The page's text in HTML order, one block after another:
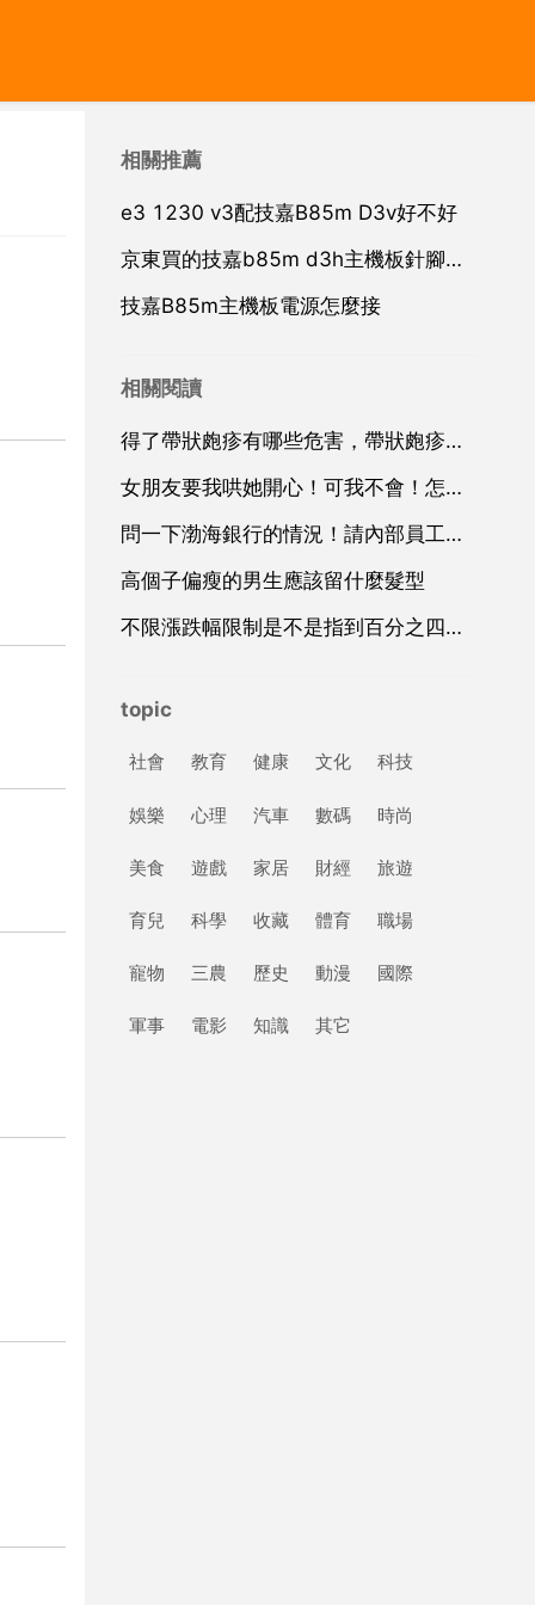
相關推薦
e3 1230 v3配技嘉B85m D3v好不好
京東買的技嘉b85m d3h主機板針腳彎了現在申請退貨說要檢測萬一不給我退怎麼辦
技嘉B85m主機板電源怎麼接
相關閱讀
得了帶狀皰疹有哪些危害，帶狀皰疹有什麼危害
女朋友要我哄她開心！可我不會！怎麼哄啊？急急急 ！ 20
問一下渤海銀行的情況！請內部員工進！！
高個子偏瘦的男生應該留什麼髮型
不限漲跌幅限制是不是指到百分之四十四
topic
社會 教育 健康 文化 科技
娛樂 心理 汽車 數碼 時尚
美食 遊戲 家居 財經 旅遊
育兒 科學 收藏 體育 職場
寵物 三農 歷史 動漫 國際
軍事 電影 知識 其它